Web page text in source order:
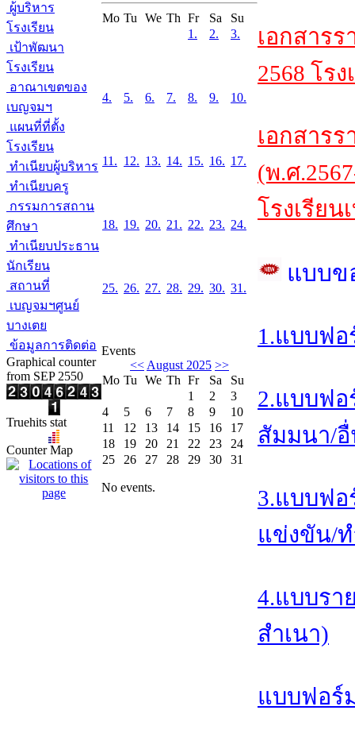
ผู้บริหาร
โรงเรียน
เป้าพัฒนา
โรงเรียน
อาณาเขตของ
เบญจมฯ
แผนที่ที่ตั้ง
โรงเรียน
ทำเนียบผู้บริหาร
ทำเนียบครู
กรรมการสถาน
ศึกษา
ทำเนียบประธาน
นักเรียน
สถานที่
เบญจมฯศูนย์
บางเตย
ข้อมูลการติดต่อ
Graphical counter
from SEP 2550
Truehits stat
Counter Map
Mo Tu We Th Fr Sa
Su
1.
2. 3.
4. 5. 6. 7. 8. 9. 10.
11. 12. 13. 14. 15. 16. 17.
18. 19. 20. 21. 22. 23. 24.
25. 26. 27. 28. 29. 30. 31.
Events
<< August 2025 >>
Mo Tu We Th Fr Sa
Su
1
2
3
4
5 6 7 8 9
10
11
12 13 14 15 16
17
18
19 20 21 22 23
24
25
26 27 28 29 30 31
No events.
เอกสาร
2568 โร
เอกสาร
(พ.ศ
โรงเรีย
แบบข
1.แบบฟ
2.แบบฟ
สัมมนา/
3.แบบฟอ
แข่งขัน/
4.แบบรา
สำเนา)
แบบฟอร์